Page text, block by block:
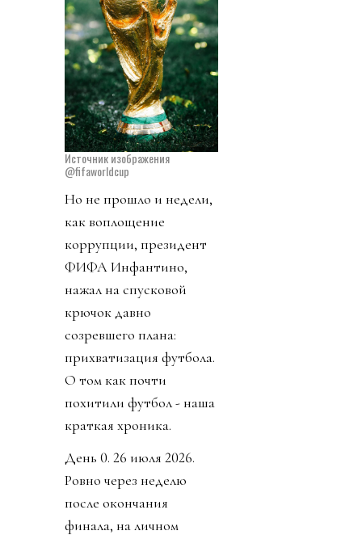
Источник изображения
@fifaworldcup
Но не прошло и недели,
как воплощение
коррупции, президент
ФИФА Инфантино,
нажал на спусковой
крючок давно
созревшего плана:
прихватизация футбола.
О том как почти
похитили футбол - наша
краткая хроника.
День 0. 26 июля 2026.
Ровно через неделю
после окончания
финала, на личном